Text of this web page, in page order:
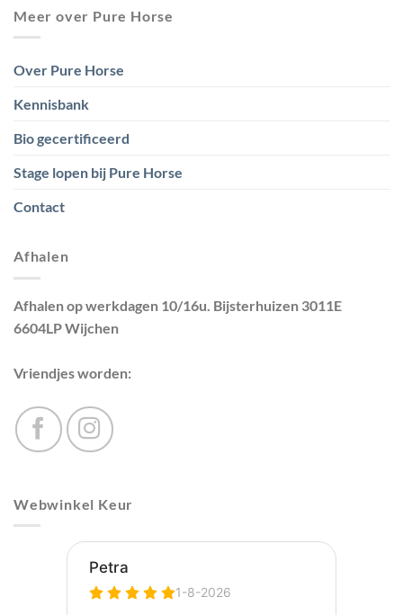
Meer over Pure Horse
Over Pure Horse
Kennisbank
Bio gecertificeerd
Stage lopen bij Pure Horse
Contact
Afhalen
Afhalen op werkdagen 10/16u. Bijsterhuizen 3011E
6604LP Wijchen
Vriendjes worden:
Webwinkel Keur